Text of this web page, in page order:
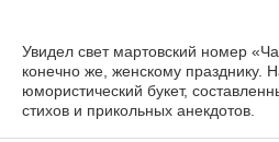
Увидел свет мартовский номер
конечно же, женскому празднику. Наших читательниц ждёт
юмористический букет,
стихов и прикольных анекдотов.